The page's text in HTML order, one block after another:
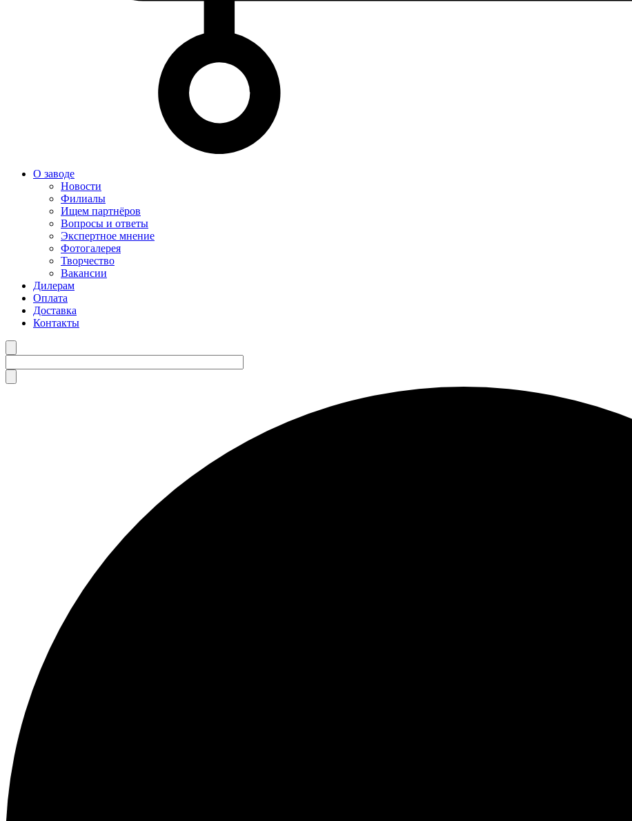
О заводе
Новости
Филиалы
Ищем партнёров
Вопросы и ответы
Экспертное мнение
Фотогалерея
Творчество
Вакансии
Дилерам
Оплата
Доставка
Контакты